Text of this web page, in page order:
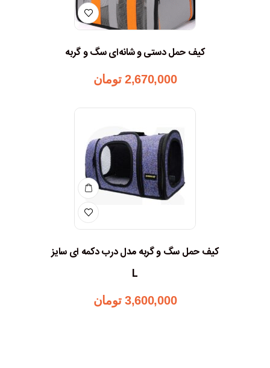
کیف حمل دستی و شانه‌ای سگ و گربه
2,670,000 تومان
کیف حمل سگ و گربه مدل درب دکمه ای سایز
L
3,600,000 تومان